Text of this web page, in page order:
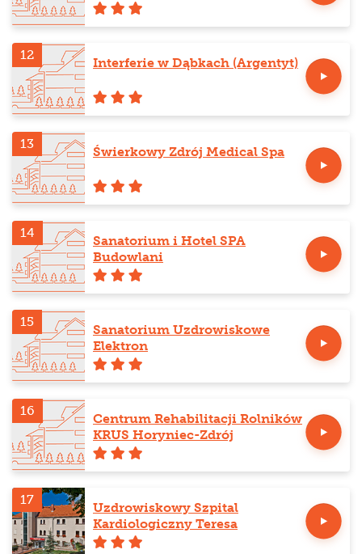
12
Interferie w Dąbkach (Argentyt)
13
Świerkowy Zdrój Medical Spa
14
Sanatorium i Hotel SPA
Budowlani
15
Sanatorium Uzdrowiskowe
Elektron
16
Centrum Rehabilitacji Rolników
KRUS Horyniec-Zdrój
17
Uzdrowiskowy Szpital
Kardiologiczny Teresa